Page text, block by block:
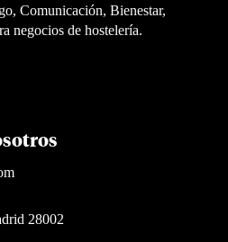
Comunicación, Bienestar,
negocios de hostelería.
28002